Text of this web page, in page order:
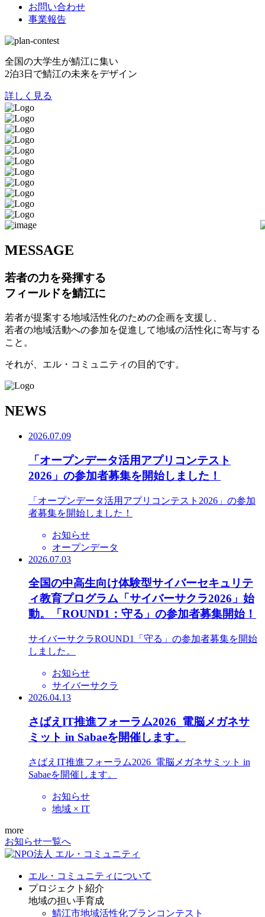
お問い合わせ
事業報告
全国の大学生が鯖江に集い
2泊3日で鯖江の未来をデザイン
詳しく見る
MESSAGE
若者の力を発揮する
フィールドを鯖江に
若者が提案する地域活性化のための企画を支援し、
若者の地域活動への参加を促進して地域の活性化に寄与する
こと。
それが、エル・コミュニティの目的です。
NEWS
2026.07.09
「オープンデータ活用アプリコンテスト
2026」の参加者募集を開始しました！
「オープンデータ活用アプリコンテスト2026」の参加
者募集を開始しました！
お知らせ
オープンデータ
2026.07.03
全国の中高生向け体験型サイバーセキュリテ
ィ教育プログラム「サイバーサクラ2026」始
動。「ROUND1：守る」の参加者募集開始！
サイバーサクラROUND1「守る」の参加者募集を開始
しました。
お知らせ
サイバーサクラ
2026.04.13
さばえIT推進フォーラム2026_電脳メガネサ
ミット in Sabaeを開催します。
さばえIT推進フォーラム2026_電脳メガネサミット in
Sabaeを開催します。
お知らせ
地域 × IT
more
お知らせ一覧へ
エル・コミュニティについて
プロジェクト紹介
地域の担い手育成
鯖江市地域活性化プランコンテスト